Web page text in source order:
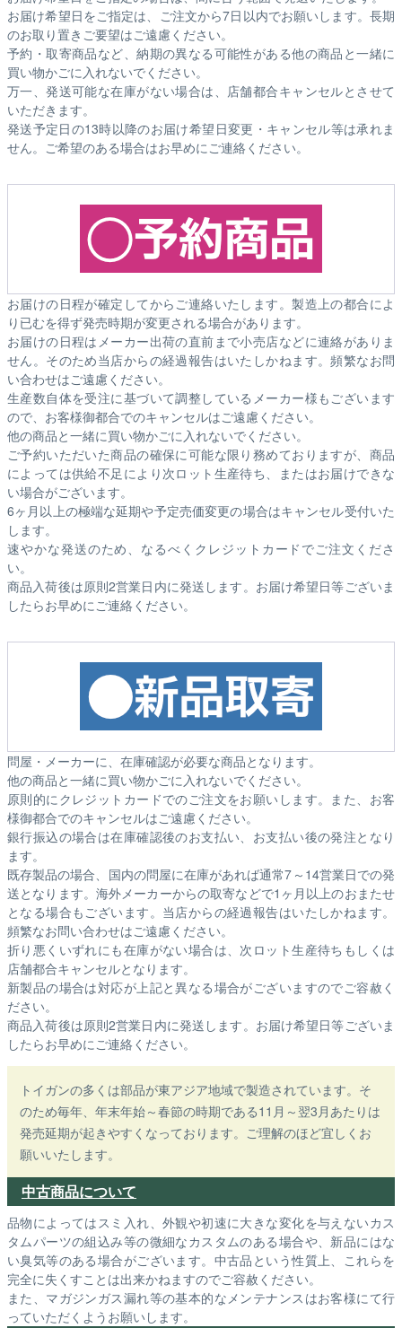
お届け希望日をご指定は、ご注文から7日以内でお願いします。長期
のお取り置きご要望はご遠慮ください。
予約・取寄商品など、納期の異なる可能性がある他の商品と一緒に
買い物かごに入れないでください。
万一、発送可能な在庫がない場合は、店舗都合キャンセルとさせて
いただきます。
発送予定日の13時以降のお届け希望日変更・キャンセル等は承れま
せん。ご希望のある場合はお早めにご連絡ください。
お届けの日程が確定してからご連絡いたします。製造上の都合によ
り已むを得ず発売時期が変更される場合があります。
お届けの日程はメーカー出荷の直前まで小売店などに連絡がありま
せん。そのため当店からの経過報告はいたしかねます。頻繁なお問
い合わせはご遠慮ください。
生産数自体を受注に基づいて調整しているメーカー様もございます
ので、お客様御都合でのキャンセルはご遠慮ください。
他の商品と一緒に買い物かごに入れないでください。
ご予約いただいた商品の確保に可能な限り務めておりますが、商品
によっては供給不足により次ロット生産待ち、またはお届けできな
い場合がございます。
6ヶ月以上の極端な延期や予定売価変更の場合はキャンセル受付いた
します。
速やかな発送のため、なるべくクレジットカードでご注文くださ
い。
商品入荷後は原則2営業日内に発送します。お届け希望日等ございま
したらお早めにご連絡ください。
問屋・メーカーに、在庫確認が必要な商品となります。
他の商品と一緒に買い物かごに入れないでください。
原則的にクレジットカードでのご注文をお願いします。また、お客
様御都合でのキャンセルはご遠慮ください。
銀行振込の場合は在庫確認後のお支払い、お支払い後の発注となり
ます。
既存製品の場合、国内の問屋に在庫があれば通常7～14営業日での発
送となります。海外メーカーからの取寄などで1ヶ月以上のおまたせ
となる場合もございます。 当店からの経過報告はいたしかねます。
頻繁なお問い合わせはご遠慮ください。
折り悪くいずれにも在庫がない場合は、次ロット生産待ちもしくは
店舗都合キャンセルとなります。
新製品の場合は対応が上記と異なる場合がございますのでご容赦く
ださい。
商品入荷後は原則2営業日内に発送します。お届け希望日等ございま
したらお早めにご連絡ください。
トイガンの多くは部品が東アジア地域で製造されています。そ
のため毎年、年末年始～春節の時期である11月～翌3月あたりは
発売延期が起きやすくなっております。ご理解のほど宜しくお
願いいたします。
中古商品について
品物によってはスミ入れ、外観や初速に大きな変化を与えないカス
タムパーツの組込み等の微細なカスタムのある場合や、新品にはな
い臭気等のある場合がございます。中古品という性質上、これらを
完全に失くすことは出来かねますのでご容赦ください。
また、マガジンガス漏れ等の基本的なメンテナンスはお客様にて行
っていただくようお願いします。